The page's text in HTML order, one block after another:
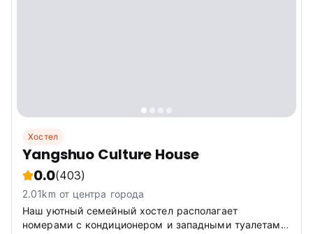
Хостел
Yangshuo Culture House
0.0(403)
2.01km от центра города
Наш уютный семейный хостел располагает
номерами с кондиционером и западными туалетами.